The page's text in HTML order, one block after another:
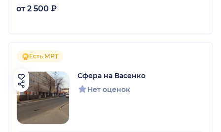
от 2 500 ₽
Есть МРТ
Сфера на Васенко
Нет оценок